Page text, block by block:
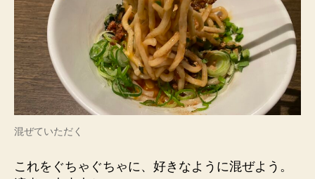
混ぜていただく
これをぐちゃぐちゃに、好きなように混ぜよう。